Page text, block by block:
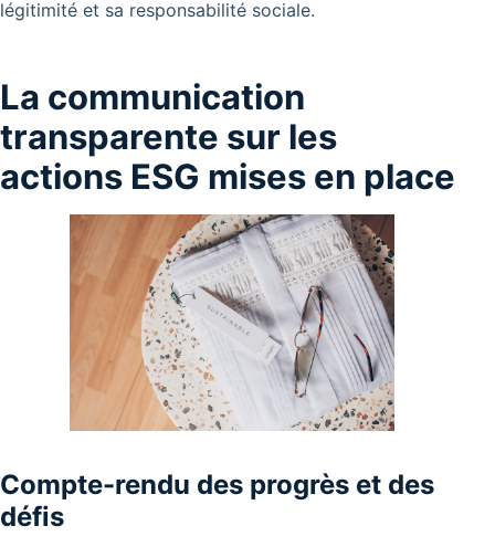
légitimité et sa responsabilité sociale.
La communication
transparente sur les
actions ESG mises en place
Compte-rendu des progrès et des
défis